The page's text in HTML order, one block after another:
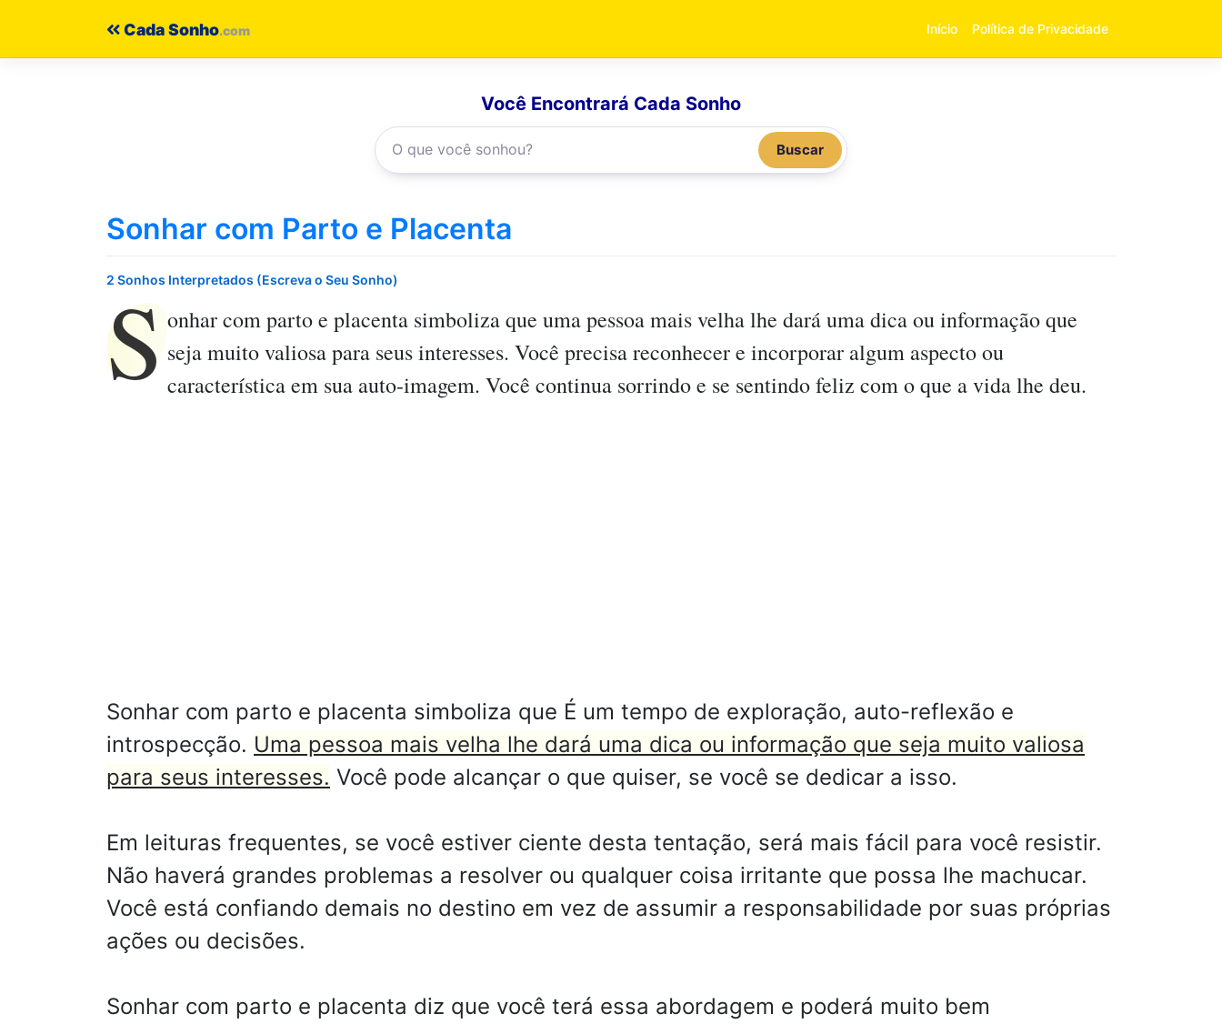
Cada Sonho Início Política de Privacidade
Você Encontrará Cada Sonho
Buscar
Sonhar com Parto e Placenta
2 Sonhos Interpretados (Escreva o Seu Sonho)
S onhar com parto e placenta simboliza que uma pessoa mais velha lhe dará uma dica ou informação que
seja muito valiosa para seus interesses. Você precisa reconhecer e incorporar algum aspecto ou
característica em sua auto-imagem. Você continua sorrindo e se sentindo feliz com o que a vida lhe deu.
Sonhar com parto e placenta simboliza que É um tempo de exploração, auto-reflexão e
introspecção. Uma pessoa mais velha lhe dará uma dica ou informação que seja muito valiosa
para seus interesses. Você pode alcançar o que quiser, se você se dedicar a isso.
Em leituras frequentes, se você estiver ciente desta tentação, será mais fácil para você resistir.
Não haverá grandes problemas a resolver ou qualquer coisa irritante que possa lhe machucar.
Você está confiando demais no destino em vez de assumir a responsabilidade por suas próprias
ações ou decisões.
Sonhar com parto e placenta diz que você terá essa abordagem e poderá muito bem